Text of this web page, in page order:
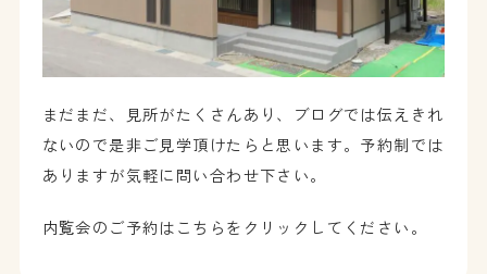
まだまだ、見所がたくさんあり、ブログでは伝えきれ
ないので是非ご見学頂けたらと思います。予約制では
ありますが気軽に問い合わせ下さい。
内覧会のご予約はこちらをクリックしてください。